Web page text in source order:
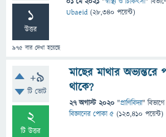
1
উত্তর
975 বার দেখা হয়েছে
Ubaeid (28,340 পয়েন্ট)
+9
টি ভোট
2
টি উত্তর
মাছের মাথার অভ্যন্তরে
থাকে?
27 অগাস্ট 2020 "প্রাণিবিদ্যা" বিভাগে
বিজ্ঞানের পোকা ৫ (123,410 পয়েন্ট)